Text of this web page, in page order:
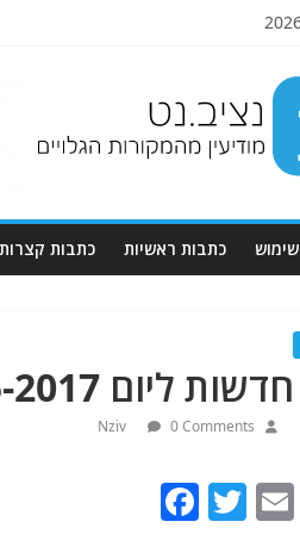
כתבות ראשיות כתבות קצרות
22-5-2017.מתעדכן.
Nziv 0 Comments
T
E
T